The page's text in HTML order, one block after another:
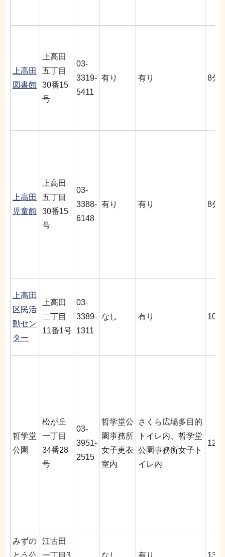
上高田
図書館
上高田
五丁目
30番15
号
03-
3319-
5411
有り 有り 8分
上高田
児童館
上高田
五丁目
30番15
号
03-
3388-
6148
有り 有り 8分
上高田
区民活
動セン
ター
上高田
二丁目
11番1号
03-
3389-
1311
なし 有り 10分
哲学堂
公園
松が丘
一丁目
34番28
号
03‐
3951‐
2515
哲学堂公
園事務所
女子更衣
室内
さくら広場多目的
トイレ内、哲学堂
公園事務所女子ト
イレ内
12分
みずの
江古田